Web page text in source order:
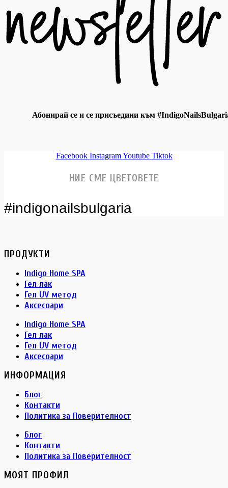
Абонирай се и се присъедини към
Facebook Instagram Youtube Tiktok
НИЕ СМЕ ЦВЕТОВЕТЕ
#indigonailsbulgaria
ПРОДУКТИ
Indigo Home SPA
Гел лак
Гел UV метод
Аксесоари
Indigo Home SPA
Гел лак
Гел UV метод
Аксесоари
ИНФОРМАЦИЯ
Блог
Контакти
Политика за Поверителност
Блог
Контакти
Политика за Поверителност
МОЯТ ПРОФИЛ